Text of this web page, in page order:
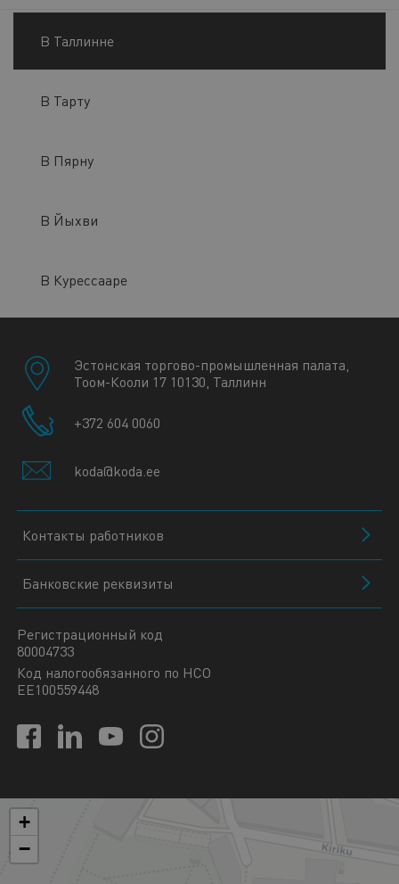
В Таллинне
В Тарту
В Пярну
В Йыхви
В Курессааре
Эстонская торгово-промышленная палата,
Тоом-Кооли 17 10130, Таллинн
+372 604 0060
koda@koda.ee
Контакты работников
Банковские реквизиты
Регистрационный код
80004733
Код налогообязанного по НСО
EE100559448
+
−